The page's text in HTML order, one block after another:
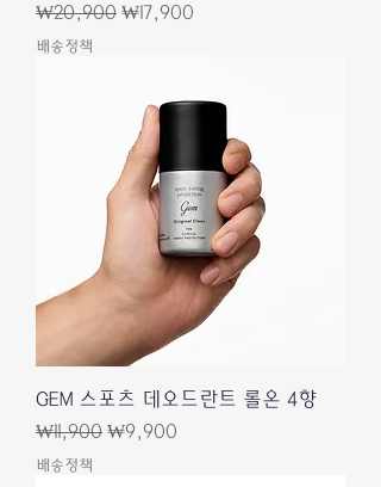
Regular Price
₩20,900 Sale Price
₩17,900
배송정책
GEM 스포츠 데오드란트 롤온 4향
Regular Price
₩11,900 Sale Price
₩9,900
배송정책